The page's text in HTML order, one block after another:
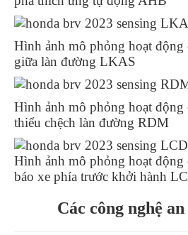
Hình ảnh mô phỏng hoạt động
giữa làn đường LKAS
Hình ảnh mô phỏng hoạt động
thiểu chệch làn đường RDM
Hình ảnh mô phỏng hoạt động
báo xe phía trước khởi hành
Các công nghệ